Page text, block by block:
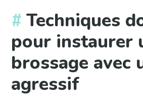
Techniques
pour instaurer
brossage avec
agressif